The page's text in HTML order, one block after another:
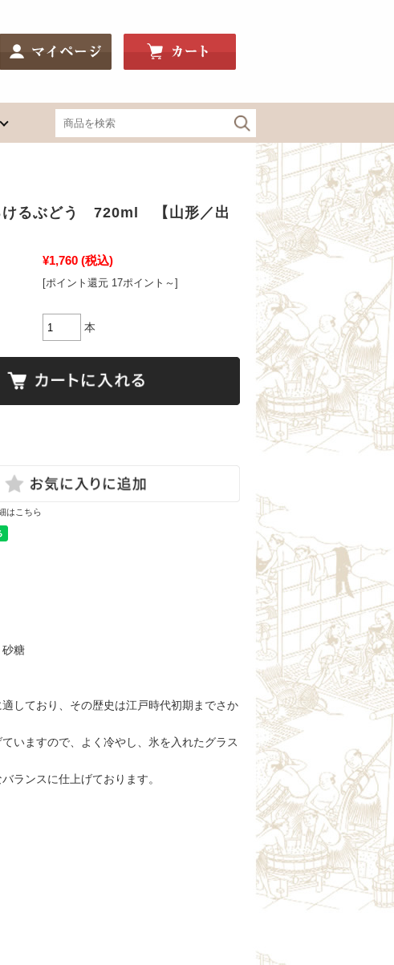
神亀（埼玉）
豊明（埼玉）
寒菊（千葉）
辻善兵衛（栃木）
町田酒造（群馬）
聖（群馬）
真澄（長野）
るぶどう 720ml 【山形／出
¥1,760 (税込)
[ポイント還元 17ポイント～]
本
はこちら
砂糖
しており、その歴史は江戸時代初期までさか
いますので、よく冷やし、氷を入れたグラス
ランスに仕上げております。